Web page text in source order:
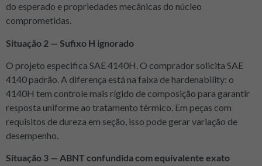
do esperado e propriedades mecânicas do núcleo
comprometidas.
Situação 2 — Sufixo H ignorado
O projeto especifica SAE 4140H. O comprador solicita SAE
4140 padrão. A diferença está na faixa de hardenability: o
4140H tem controle mais rígido de composição para garantir
resposta uniforme ao tratamento térmico. Em peças com
requisitos de dureza em seção, isso pode gerar variação de
desempenho.
Situação 3 — ABNT confundida com equivalente exato